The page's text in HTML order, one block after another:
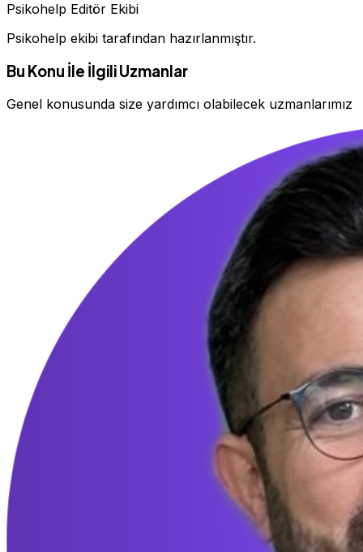
Psikohelp Editör Ekibi
Psikohelp ekibi tarafından hazırlanmıştır.
Bu Konu İle İlgili Uzmanlar
Genel konusunda size yardımcı olabilecek uzmanlarımız